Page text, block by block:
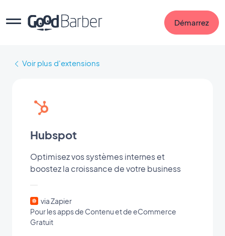
Démarrez
Voir plus d'extensions
Hubspot
Optimisez vos systèmes internes et
boostez la croissance de votre business
via Zapier
Pour les apps de Contenu et de eCommerce
Gratuit